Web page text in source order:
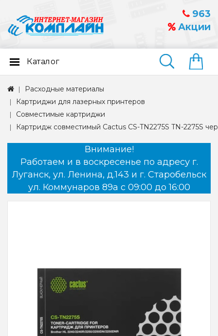
963
Акции
Найти
Каталог
Расходные материалы
Картриджи для лазерных принтеров
Совместимые картриджи
Картридж совместимый Cactus CS-TN2275S TN-2275S
Внимание!
Работаем и в воскресенье по адресу г.
Луганск, ул. Ленина, д.143 и г. Старобельск
ул. Коммунаров 89а с 09:00 до 16:00